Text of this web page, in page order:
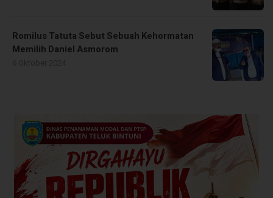
Romilus Tatuta Sebut Sebuah Kehormatan
Memilih Daniel Asmorom